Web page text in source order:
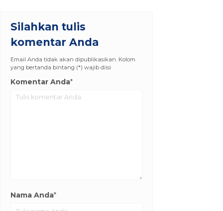
Silahkan tulis
komentar Anda
Email Anda tidak akan dipublikasikan. Kolom
yang bertanda bintang (*) wajib diisi
Komentar Anda*
Nama Anda*